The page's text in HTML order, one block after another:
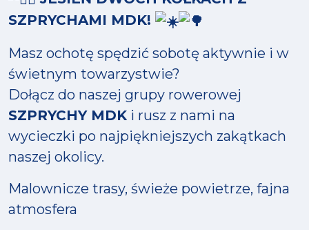
SZPRYCHAMI MDK!
Masz ochotę spędzić sobotę aktywnie i w
świetnym towarzystwie?
Dołącz do naszej grupy rowerowej
SZPRYCHY MDK i rusz z nami na
wycieczki po najpiękniejszych zakątkach
naszej okolicy.
Malownicze trasy, świeże powietrze, fajna
atmosfera